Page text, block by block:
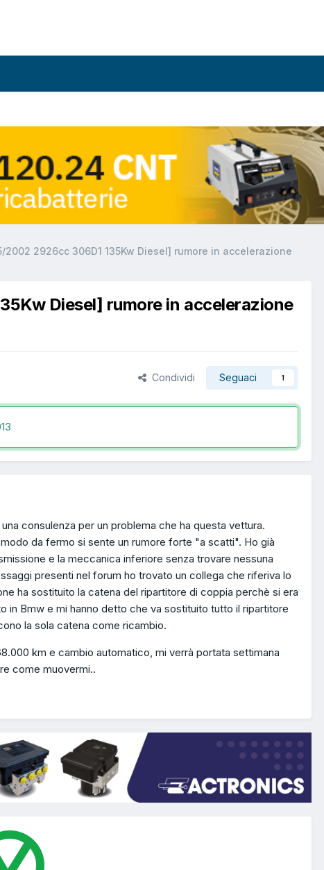
2002 2926cc 306D1 135Kw Diesel] rumore in accelerazione
Diesel] rumore in accelerazione
Condividi Seguaci 1
consulenza per un problema che ha questa vettura.
da fermo si sente un rumore forte "a scatti". Ho già
e la meccanica inferiore senza trovare nessuna
presenti nel forum ho trovato un collega che riferiva lo
ha sostituito la catena del ripartitore di coppia perchè si era
in Bmw e mi hanno detto che va sostituito tutto il ripartitore
la sola catena come ricambio.
km e cambio automatico, mi verrà portata settimana
come muovermi..